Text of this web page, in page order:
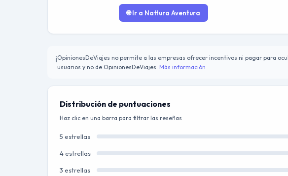
🌐 Ir a Nattura Aventura
ℹ️OpinionesDeViajes no permite a las empresas ofrecer incentivos ni pagar para
usuarios y no de OpinionesDeViajes. Más información
Distribución de puntuaciones
Haz clic en una barra para filtrar las reseñas
5 estrellas
4 estrellas
3 estrellas